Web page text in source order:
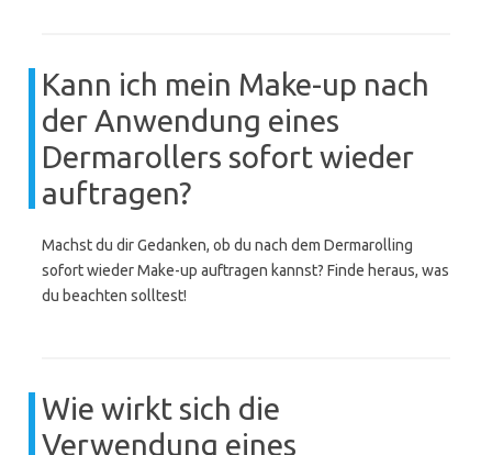
Kann ich mein Make-up nach
der Anwendung eines
Dermarollers sofort wieder
auftragen?
Machst du dir Gedanken, ob du nach dem Dermarolling
sofort wieder Make-up auftragen kannst? Finde heraus, was
du beachten solltest!
Wie wirkt sich die
Verwendung eines